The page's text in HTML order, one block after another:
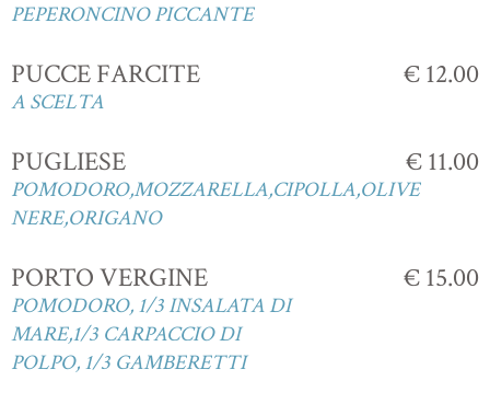
PEPERONCINO PICCANTE
PUCCE FARCITE
A SCELTA
€ 12.00
PUGLIESE
POMODORO,MOZZARELLA,CIPOLLA,OLIVE
NERE,ORIGANO
€ 11.00
PORTO VERGINE
POMODORO, 1/3 INSALATA DI
MARE,1/3 CARPACCIO DI
POLPO, 1/3 GAMBERETTI
€ 15.00